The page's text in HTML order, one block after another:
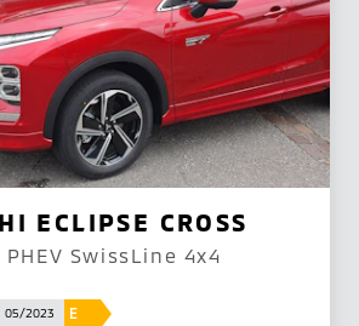
ECLIPSE CROSS
SwissLine 4x4
05/2023 E